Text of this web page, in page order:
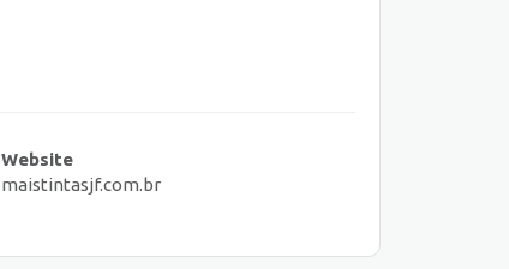
Website
maistintasjf.com.br